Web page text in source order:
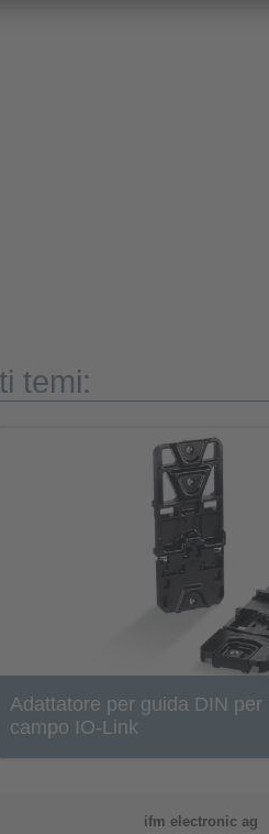
temi:
Adattatore per guida DIN per
campo IO-Link
ifm electronic ag